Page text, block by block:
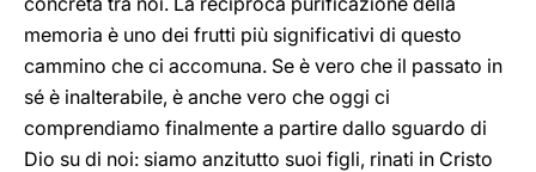
memoria è uno dei frutti più significativi di questo
cammino che ci accomuna. Se è vero che il passato in
sé è inalterabile, è anche vero che oggi ci
comprendiamo finalmente a partire dallo sguardo di
Dio su di noi: siamo anzitutto suoi figli, rinati in Cristo